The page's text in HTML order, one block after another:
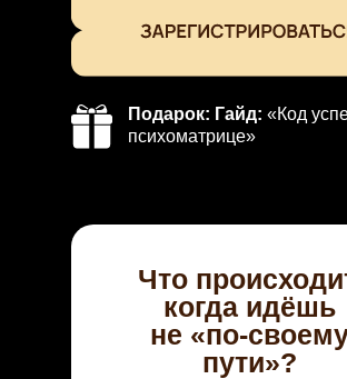
Подарок: Гайд: «Код
психоматрице»
Что
когда идёшь
не
пути»?